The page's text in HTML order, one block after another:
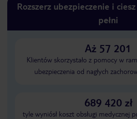
Rozszerz ubezpieczenie i
pełni
Aż 57 201
Klientów skorzystało z pomocy w
ubezpieczenia od nagłych
689 420 zł
tyle wyniósł koszt obsługi medycznej